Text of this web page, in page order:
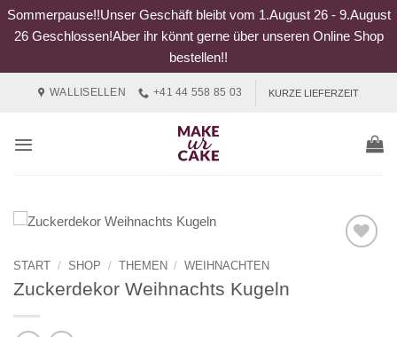
Sommerpause!!Unser Geschäft bleibt vom 1.August 26 - 9.August
26 Geschlossen!Aber ihr könnt gerne über unseren Online Shop
bestellen!!
WALLISELLEN +41 44 558 85 03 KURZE LIEFERZEIT
START / SHOP / THEMEN / WEIHNACHTEN
Zuckerdekor Weihnachts Kugeln